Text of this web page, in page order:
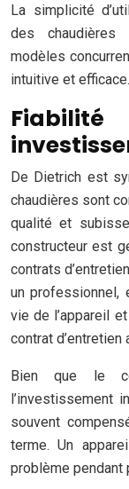
La simplicité
des chaudières
modèles
intuitive et efficace.
De Dietrich est
chaudières sont
qualité et
constructeur est
contrats
un professionnel,
vie de l’appareil
contrat
Bien que le
l’investissement
souvent
terme. Un
problème pendant